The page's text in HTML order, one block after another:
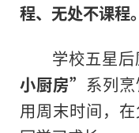
程、无处不课程。
学校五星
小厨房” 系列
用周末时间，